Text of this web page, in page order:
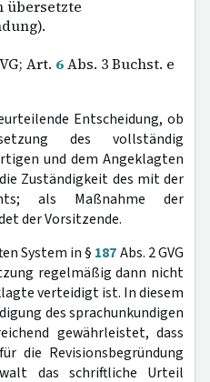
übersetzte
Art. 6Abs. 3 Buchst. e
Entscheidung, ob
des vollständig
und dem Angeklagten
Zuständigkeit des mit der
als Maßnahme der
der Vorsitzende.
System in § 187Abs. 2 GVG
regelmäßig dann nicht
verteidigt ist. In diesem
des sprachunkundigen
gewährleistet, dass
die Revisionsbegründung
das schriftliche Urteil